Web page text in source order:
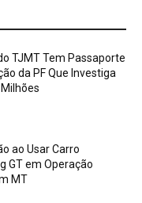
TJMT Tem Passaporte
da PF Que Investiga
ao Usar Carro
GT em Operação
MT